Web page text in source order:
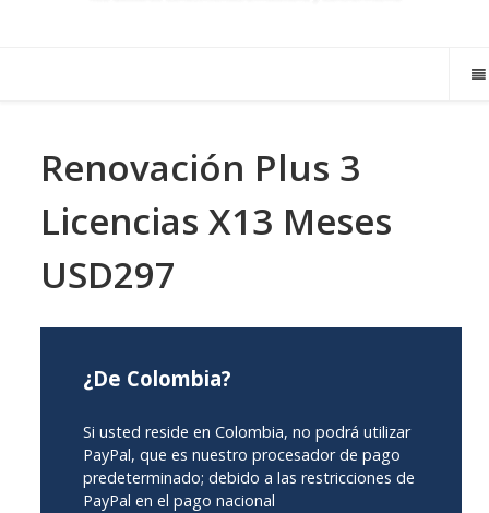
Renovación Plus 3
Licencias X13 Meses
USD297
¿De Colombia?
Si usted reside en Colombia, no podrá utilizar
PayPal, que es nuestro procesador de pago
predeterminado; debido a las restricciones de
PayPal en el pago nacional